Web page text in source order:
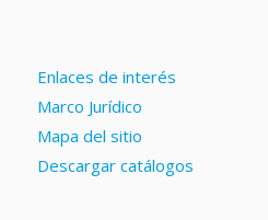
Enlaces de interés
Marco Jurídico
Mapa del sitio
Descargar catálogos